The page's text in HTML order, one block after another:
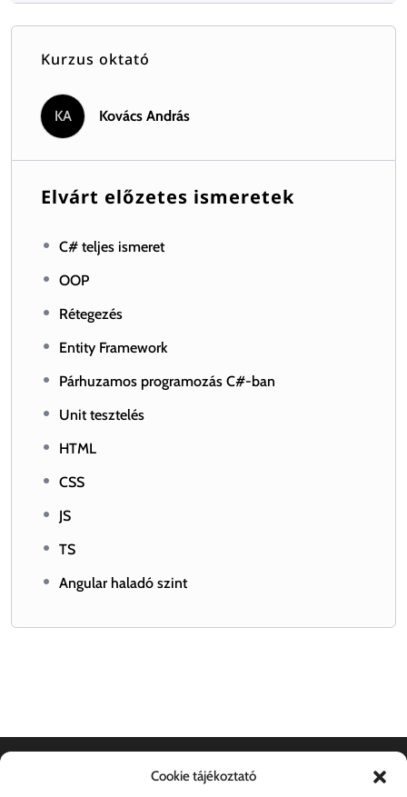
Cookie tájékoztató
Kurzus oktató
KA Kovács András
Elvárt előzetes ismeretek
C# teljes ismeret
OOP
Rétegezés
Entity Framework
Párhuzamos programozás C#-ban
Unit tesztelés
HTML
CSS
JS
TS
Angular haladó szint
Dokumentumok